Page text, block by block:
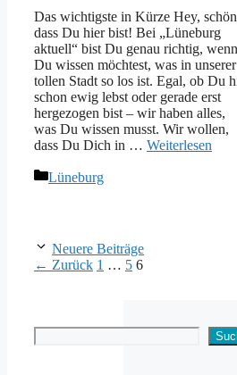
Das wichtigste in Kürze Hey,
dass Du hier bist! Bei „Lüneburg
aktuell“ bist Du genau richtig, wenn
Du wissen möchtest, was in unserer
tollen Stadt so los ist. Egal, ob Du
schon ewig lebst oder gerade erst
hergezogen bist – wir haben alles,
was Du wissen musst. Wir wollen,
dass Du Dich in … Weiterlesen
Kategorien
Lüneburg
Neuere Beiträge
← Zurück Seite
1 … Seite
5 Seite
6
Suchen